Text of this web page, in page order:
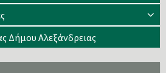
Δήμου Αλεξάνδρειας